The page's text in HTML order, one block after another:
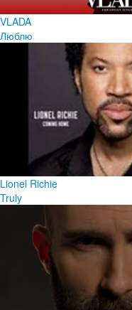
VLADA
Люблю
Lionel Richie
Truly